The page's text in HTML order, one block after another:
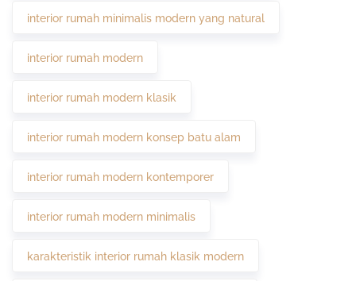
interior rumah minimalis modern yang natural
interior rumah modern
interior rumah modern klasik
interior rumah modern konsep batu alam
interior rumah modern kontemporer
interior rumah modern minimalis
karakteristik interior rumah klasik modern